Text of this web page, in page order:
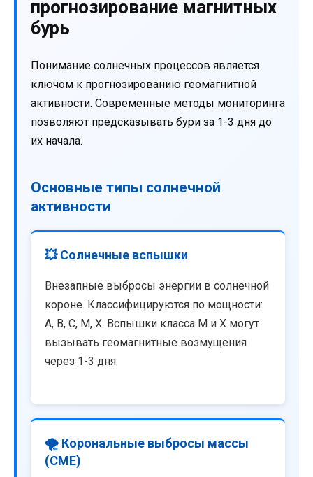
прогнозирование магнитных
бурь
Понимание солнечных процессов является
ключом к прогнозированию геомагнитной
активности. Современные методы мониторинга
позволяют предсказывать бури за 1-3 дня до
их начала.
Основные типы солнечной
активности
💥 Солнечные вспышки
Внезапные выбросы энергии в солнечной
короне. Классифицируются по мощности:
A, B, C, M, X. Вспышки класса M и X могут
вызывать геомагнитные возмущения
через 1-3 дня.
🌪️ Корональные выбросы массы
(CME)